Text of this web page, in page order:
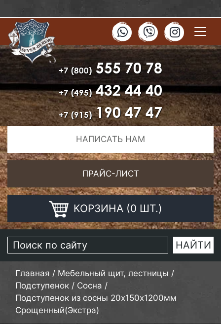
+7 (800) 555 70 78
+7 (495)432 44 40
+7 (915)190 47 47
НАПИСАТЬ НАМ
ПРАЙС-ЛИСТ
КОРЗИНА (0 ШТ.)
Главная / Мебельный щит, лестницы /
Подступенок / Сосна /
Подступенок из сосны 20х150х1200мм
Срощенный(Экстра)